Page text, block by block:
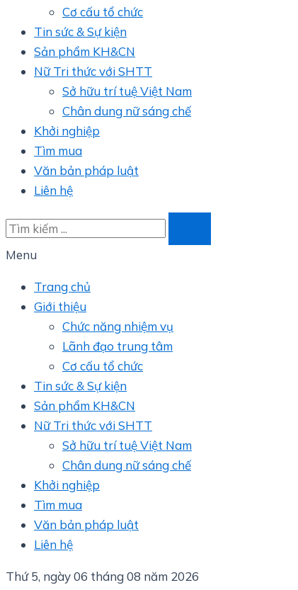
Cơ cấu tổ chức
Tin sức & Sự kiện
Sản phẩm KH&CN
Nữ Tri thức với SHTT
Sở hữu trí tuệ Việt Nam
Chân dung nữ sáng chế
Khởi nghiệp
Tìm mua
Văn bản pháp luật
Liên hệ
Menu
Trang chủ
Giới thiệu
Chức năng nhiệm vụ
Lãnh đạo trung tâm
Cơ cấu tổ chức
Tin sức & Sự kiện
Sản phẩm KH&CN
Nữ Tri thức với SHTT
Sở hữu trí tuệ Việt Nam
Chân dung nữ sáng chế
Khởi nghiệp
Tìm mua
Văn bản pháp luật
Liên hệ
Thứ 5, ngày 06 tháng 08 năm 2026